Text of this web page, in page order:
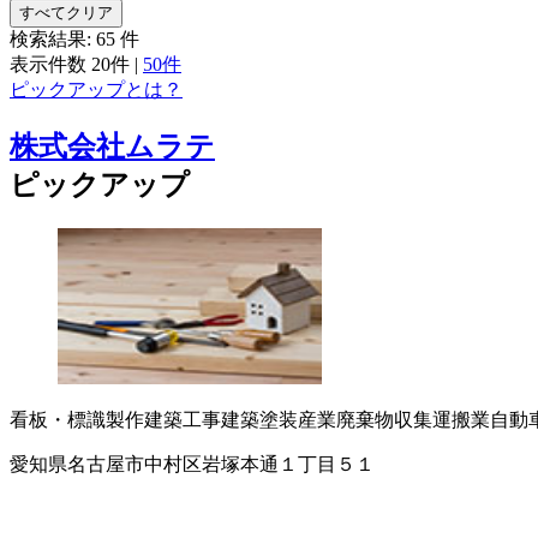
すべてクリア
検索結果: 65 件
表示件数 20件 | 50件
ピックアップとは？
株式会社ムラテ
ピックアップ
看板・標識製作建築工事建築塗装産業廃棄物収集運搬業自動
愛知県名古屋市中村区岩塚本通１丁目５１